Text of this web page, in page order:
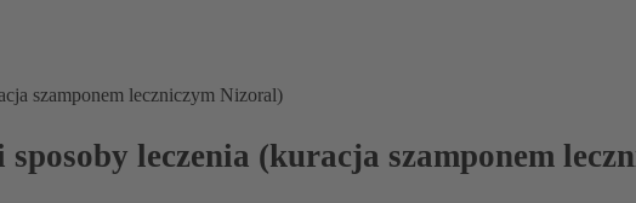
szamponem leczniczym Nizoral)
leczenia (kuracja szamponem